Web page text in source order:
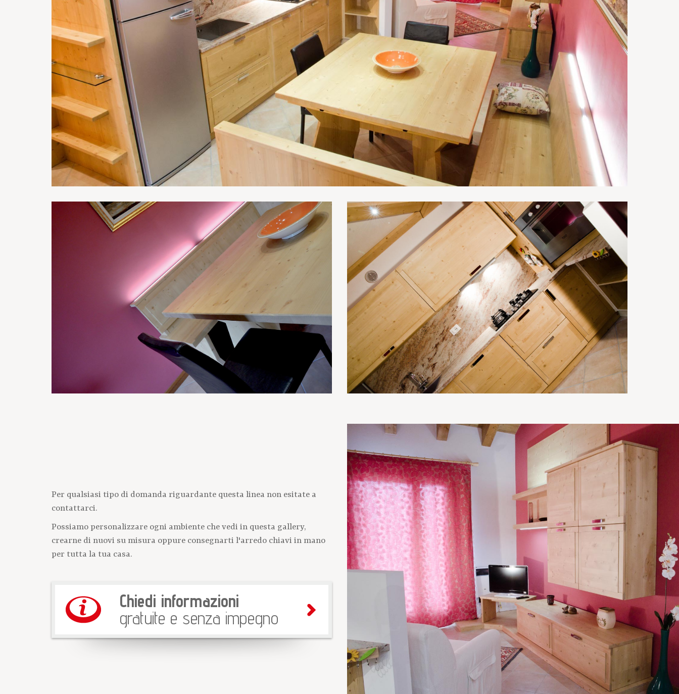
Per qualsiasi tipo di domanda riguardante questa linea non esitate a
contattarci.
Possiamo personalizzare ogni ambiente che vedi in questa gallery,
crearne di nuovi su misura oppure consegnarti l'arredo chiavi in mano
per tutta la tua casa.
Chiedi informazioni
gratuite e senza impegno